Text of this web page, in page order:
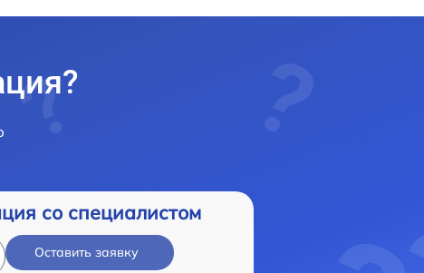
со специалистом
Оставить заявку